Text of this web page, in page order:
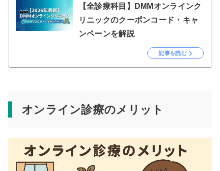
【全診療科目】DMMオンラインク
リニックのクーポンコード・キャ
ンペーンを解説
記事を読む
オンライン診療のメリット